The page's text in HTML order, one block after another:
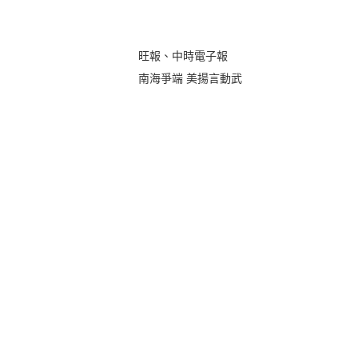
旺報、中時電子報
南海爭端 美揚言動武